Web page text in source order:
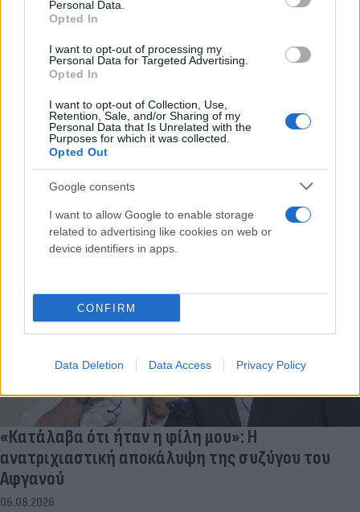
Personal Data.
Opted In
I want to opt-out of processing my
Personal Data for Targeted Advertising.
Opted In
I want to opt-out of Collection, Use,
Retention, Sale, and/or Sharing of my
Personal Data that Is Unrelated with the
Purposes for which it was collected.
Opted Out
Google consents
I want to allow Google to enable storage
related to advertising like cookies on web or
device identifiers in apps.
CONFIRM
Data Deletion Data Access Privacy Policy
Όταν οι φλόγες αλλάζουν ζωές: Οι επώνυμοι που
είδαν τους κόπους μιας ζωής να γίνονται στάχτη
06.08.2026
«Κατάλαβα ότι ήταν η φίλη μου»: Η
ανατριχιαστική αποκάλυψη της συζύγου του
Αφγανού
06.08.2026